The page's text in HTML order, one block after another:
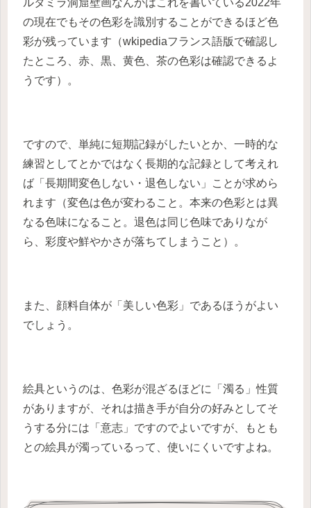
ルタミラ洞窟壁画なんかはこれを書いている2022年
の現在でもその色彩を識別することができるほど色
彩が残っています（wkipediaフランス語版で確認し
たところ、赤、黒、黄色、茶の色彩は確認できるよ
うです）。
ですので、単純に短期記録がしたいとか、一時的な
練習としてとかではなく長期的な記録として考えれ
ば「長期間変色しない・退色しない」ことが求めら
れます（変色は色が変わること。本来の色彩とは異
なる色味になること。退色は同じ色味でありなが
ら、彩度や鮮やかさが落ちてしまうこと）。
また、顔料自体が「美しい色彩」であるほうがよい
でしょう。
絵具というのは、色彩が混ざるほどに「濁る」性質
がありますが、それは描き手が自分の好みとしてそ
うする分には「意志」ですのでよいですが、もとも
との絵具が濁っているって、使いにくいですよね。